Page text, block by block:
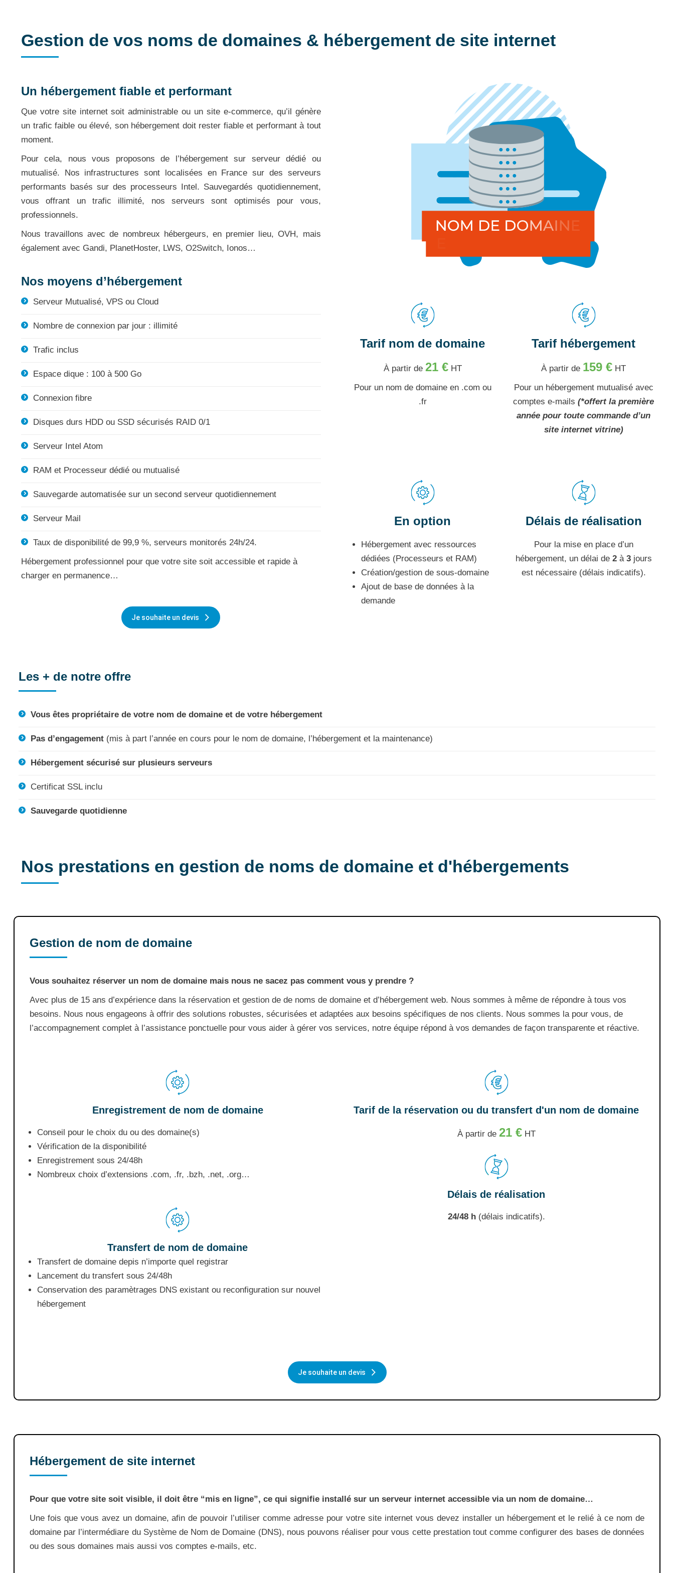
Gestion de vos noms de domaines & hébergement de site internet
Un hébergement fiable et performant
Que votre site internet soit administrable ou un site e-commerce, qu’il génère
un trafic faible ou élevé, son hébergement doit rester fiable et performant à tout
moment.
Pour cela, nous vous proposons de l’hébergement sur serveur dédié ou
mutualisé. Nos infrastructures sont localisées en France sur des serveurs
performants basés sur des processeurs Intel. Sauvegardés quotidiennement,
vous offrant un trafic illimité, nos serveurs sont optimisés pour vous,
professionnels.
Nous travaillons avec de nombreux hébergeurs, en premier lieu, OVH, mais
également avec Gandi, PlanetHoster, LWS, O2Switch, Ionos…
Nos moyens d’hébergement
Serveur Mutualisé, VPS ou Cloud
Nombre de connexion par jour : illimité
Trafic inclus
Espace dique : 100 à 500 Go
Connexion fibre
Disques durs HDD ou SSD sécurisés RAID 0/1
Serveur Intel Atom
RAM et Processeur dédié ou mutualisé
Sauvegarde automatisée sur un second serveur quotidiennement
Serveur Mail
Taux de disponibilité de 99,9 %, serveurs monitorés 24h/24.
Hébergement professionnel pour que votre site soit accessible et rapide à
charger en permanence…
Je souhaite un devis
Tarif nom de domaine
À partir de 21 € HT
Pour un nom de domaine en .com ou
.fr
Tarif hébergement
À partir de 159 € HT
Pour un hébergement mutualisé avec
comptes e-mails(*offert la première
année pour toute commande d’un
site internet vitrine)
En option
Hébergement avec ressources
dédiées (Processeurs et RAM)
Création/gestion de sous-domaine
Ajout de base de données à la
demande
Délais de réalisation
Pour la mise en place d’un
hébergement, un délai de 2à 3jours
est nécessaire (délais indicatifs).
Les + de notre offre
Vous êtes propriétaire de votre nom de domaine et de votre hébergement
Pas d’engagement (mis à part l’année en cours pour le nom de domaine, l’hébergement et la maintenance)
Hébergement sécurisé sur plusieurs serveurs
Certificat SSL inclu
Sauvegarde quotidienne
Nos prestations en gestion de noms de domaine et d'hébergements
Gestion de nom de domaine
Vous souhaitez réserver un nom de domaine mais nous ne sacez pas comment vous y prendre ?
Avec plus de 15 ans d’expérience dans la réservation et gestion de de noms de domaine et d’hébergement web. Nous sommes à même de répondre à tous vos
besoins. Nous nous engageons à offrir des solutions robustes, sécurisées et adaptées aux besoins spécifiques de nos clients. Nous sommes la pour vous, de
l’accompagnement complet à l’assistance ponctuelle pour vous aider à gérer vos services, notre équipe répond à vos demandes de façon transparente et réactive.
Enregistrement de nom de domaine
Conseil pour le choix du ou des domaine(s)
Vérification de la disponibilité
Enregistrement sous 24/48h
Nombreux choix d’extensions .com, .fr, .bzh, .net, .org…
Transfert de nom de domaine
Transfert de domaine depis n’importe quel registrar
Lancement du transfert sous 24/48h
Conservation des paramètrages DNS existant ou reconfiguration sur nouvel
hébergement
Tarif de la réservation ou du transfert d'un nom de domaine
À partir de 21 € HT
Délais de réalisation
24/48 h (délais indicatifs).
Je souhaite un devis
Hébergement de site internet
Pour que votre site soit visible, il doit être “mis en ligne”, ce qui signifie installé sur un serveur internet accessible via un nom de domaine…
Une fois que vous avez un domaine, afin de pouvoir l’utiliser comme adresse pour votre site internet vous devez installer un hébergement et le relié à ce nom de
domaine par l’intermédiare du Système de Nom de Domaine (DNS), nous pouvons réaliser pour vous cette prestation tout comme configurer des bases de données
ou des sous domaines mais aussi vos comptes e-mails, etc.